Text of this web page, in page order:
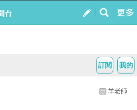
我的
訂閱
羊老師